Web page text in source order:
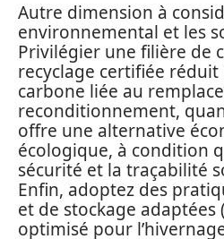
Autre dimension à
environnemental et les
Privilégier une filière de
recyclage certifiée réduit
carbone liée au
reconditionnement,
offre une alternative
écologique, à condition
sécurité et la traçabilité
Enfin, adoptez des
et de stockage adaptées
optimisé pour